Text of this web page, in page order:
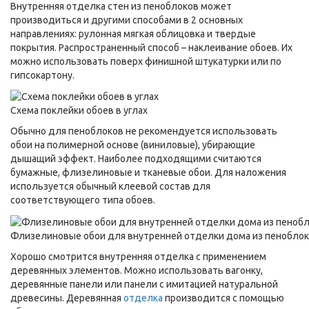
Внутренняя отделка стен из пеноблоков может
производиться и другими способами в 2 основных
направлениях: рулонная мягкая облицовка и твердые
покрытия. Распространенный способ – наклеивание обоев. Их
можно использовать поверх финишной штукатурки или по
гипсокартону.
Схема поклейки обоев в углах
Обычно для пеноблоков не рекомендуется использовать
обои на полимерной основе (виниловые), убирающие
дышащий эффект. Наиболее подходящими считаются
бумажные, флизелиновые и тканевые обои. Для наложения
используется обычный клеевой состав для
соответствующего типа обоев.
Флизелиновые обои для внутренней отделки дома из
Хорошо смотрится внутренняя отделка с применением
деревянных элементов. Можно использовать вагонку,
деревянные панели или панели с имитацией натуральной
древесины. Деревянная отделка производится с помощью